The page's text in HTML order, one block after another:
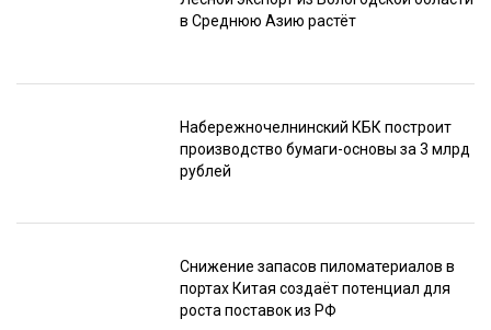
в Среднюю Азию растёт
Набережночелнинский КБК построит
производство бумаги-основы за 3 млрд
рублей
Снижение запасов пиломатериалов в
портах Китая создаёт потенциал для
роста поставок из РФ